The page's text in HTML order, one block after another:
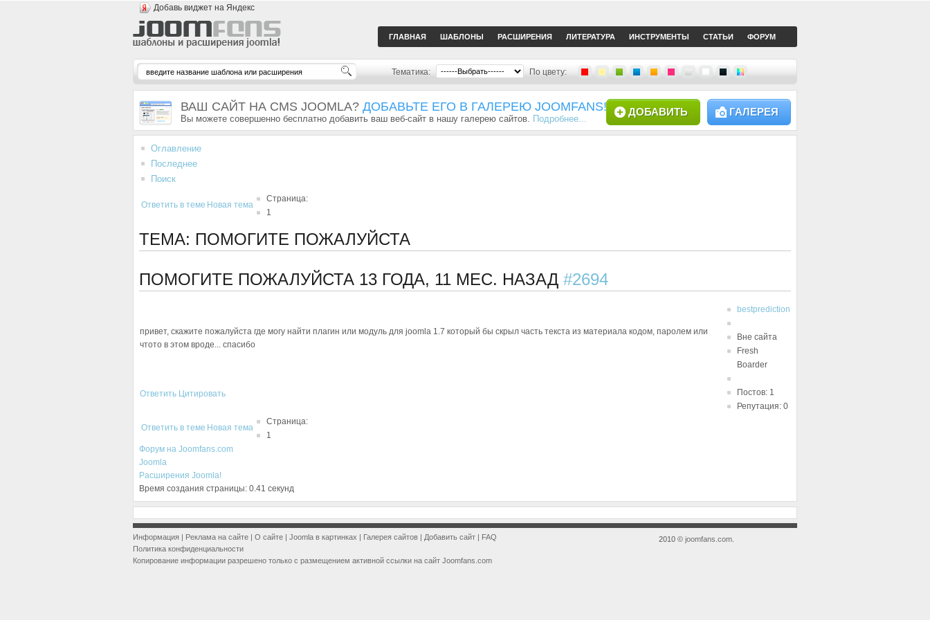
Добавь виджет на Яндекс
ГЛАВНАЯ ШАБЛОНЫ РАСШИРЕНИЯ ЛИТЕРАТУРА ИНСТРУМЕНТЫ СТАТЬИ ФОРУМ
Тематика: По цвету:
ВАШ САЙТ НА CMS JOOMLA? ДОБАВЬТЕ ЕГО В ГАЛЕРЕЮ JOOMFANS!
Вы можете совершенно бесплатно добавить ваш веб-сайт в нашу галерею сайтов. Подробнее...
ГАЛЕРЕЯ
ДОБАВИТЬ
Оглавление
Последнее
Поиск
Ответить в теме Новая тема
Страница:
1
ТЕМА: ПОМОГИТЕ ПОЖАЛУЙСТА
ПОМОГИТЕ ПОЖАЛУЙСТА 13 ГОДА, 11 МЕС. НАЗАД #2694
привет, скажите пожалуйста где могу найти плагин или модуль для joomla 1.7 который бы скрыл часть текста из материала кодом, паролем или
чтото в этом вроде... спасибо
bestprediction
Вне сайта
Fresh
Boarder
Постов: 1
Репутация: 0
Ответить Цитировать
Ответить в теме Новая тема
Страница:
1
Форум на Joomfans.com
Joomla
Расширения Joomla!
Время создания страницы: 0.41 секунд
Информация | Реклама на сайте | О сайте | Joomla в картинках | Галерея сайтов | Добавить сайт | FAQ
Политика конфиденциальности
Копирование информации разрешено только с размещением активной ссылки на сайт Joomfans.com
2010 © joomfans.com